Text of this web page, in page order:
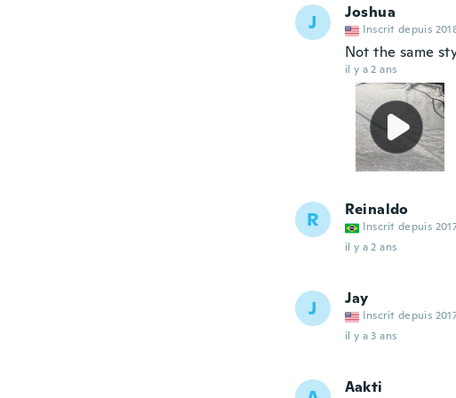
J Joshua
Inscrit depuis
Not the same
il y a 2 ans
R Reinaldo
Inscrit depuis
il y a 2 ans
J Jay
Inscrit depuis
il y a 3 ans
Aakti